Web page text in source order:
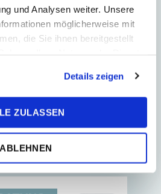
und Analysen weiter. Unsere
möglicherweise mit
die Sie ihnen bereitgestellt
Details zeigen
ZULASSEN
ABLEHNEN
Halten von
reicht nicht mehr
Janušková, Partnerin
seit 30 Jahren
bedeutender